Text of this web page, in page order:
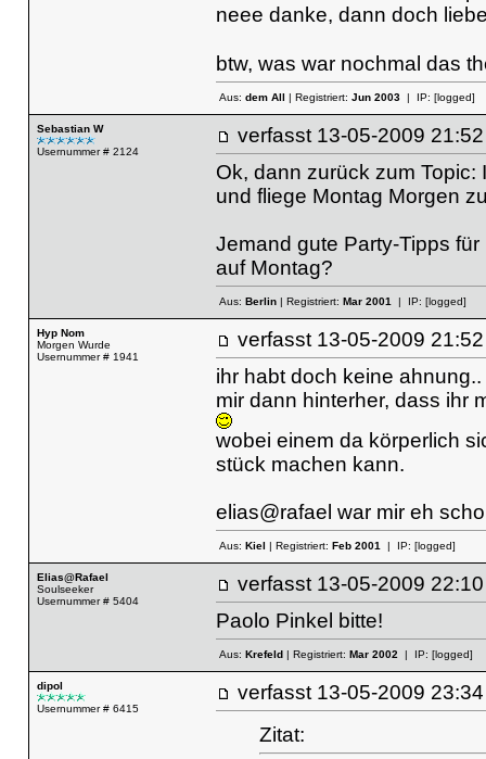
neee danke, dann doch
btw, was war nochmal das
Aus: dem All | Registriert: Jun 2003| IP: [logged]
Sebastian W
Usernummer # 2124
verfasst 13-05-2009
Ok, dann zurück zum
und fliege Montag Morgen
Jemand gute Party-Tipps
auf Montag?
Aus: Berlin| Registriert: Mar 2001| IP: [logged]
Hyp Nom
Morgen Wurde
Usernummer # 1941
verfasst 13-05-2009
ihr habt doch keine
mir dann hinterher, dass ihr
wobei einem da körperlich
stück machen kann.
elias@rafael war mir eh
Aus: Kiel | Registriert: Feb 2001| IP: [logged]
Elias@Rafael
Soulseeker
Usernummer # 5404
verfasst 13-05-2009
Paolo Pinkel bitte!
Aus: Krefeld| Registriert: Mar 2002| IP: [logged]
dipol
Usernummer # 6415
verfasst 13-05-2009
Zitat: